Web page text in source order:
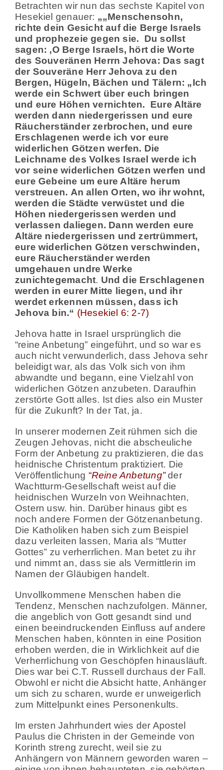
Betrachten wir nun das sechste Kapitel von
Hesekiel genauer: „„Menschensohn,
richte dein Gesicht auf die Berge Israels
und prophezeie gegen sie. Du sollst
sagen: ‚O Berge Israels, hört die Worte
des Souveränen Herrn Jehova: Das sagt
der Souveräne Herr Jehova zu den
Bergen, Hügeln, Bächen und Tälern: „Ich
werde ein Schwert über euch bringen
und eure Höhen vernichten. Eure Altäre
werden dann niedergerissen und eure
Räucherständer zerbrochen, und eure
Erschlagenen werde ich vor eure
widerlichen Götzen werfen. Die
Leichname des Volkes Israel werde ich
vor seine widerlichen Götzen werfen und
eure Gebeine um eure Altäre herum
verstreuen. An allen Orten, wo ihr wohnt,
werden die Städte verwüstet und die
Höhen niedergerissen werden und
verlassen daliegen. Dann werden eure
Altäre niedergerissen und zertrümmert,
eure widerlichen Götzen verschwinden,
eure Räucherständer werden
umgehauen undre Werke
zunichtegemacht. Und die Erschlagenen
werden in eurer Mitte liegen, und ihr
werdet erkennen müssen, dass ich
Jehova bin.“ (Hesekiel 6: 2-7)
Jehova hatte in Israel ursprünglich die
“reine Anbetung” eingeführt, und so war es
auch nicht verwunderlich, dass Jehova sehr
beleidigt war, als das Volk sich von ihm
abwandte und begann, eine Vielzahl von
widerlichen Götzen anzubeten. Daraufhin
zerstörte Gott alles. Ist dies also ein Muster
für die Zukunft? In der Tat, ja.
In unserer modernen Zeit rühmen sich die
Zeugen Jehovas, nicht die abscheuliche
Form der Anbetung zu praktizieren, die das
heidnische Christentum praktiziert. Die
Veröffentlichung “Reine Anbetung”der
Wachtturm-Gesellschaft weist auf die
heidnischen Wurzeln von Weihnachten,
Ostern usw. hin. Darüber hinaus gibt es
noch andere Formen der Götzenanbetung.
Die Katholiken haben sich zum Beispiel
dazu verleiten lassen, Maria als “Mutter
Gottes” zu verherrlichen. Man betet zu ihr
und nimmt an, dass sie als Vermittlerin im
Namen der Gläubigen handelt.
Unvollkommene Menschen haben die
Tendenz, Menschen nachzufolgen. Männer,
die angeblich von Gott gesandt sind und
einen beeindruckenden Einfluss auf andere
Menschen haben, könnten in eine Position
erhoben werden, die in Wirklichkeit auf die
Verherrlichung von Geschöpfen hinausläuft.
Dies war bei C.T. Russell durchaus der Fall.
Obwohl er nicht die Absicht hatte, Anhänger
um sich zu scharen, wurde er unweigerlich
zum Mittelpunkt eines Personenkults.
Im ersten Jahrhundert wies der Apostel
Paulus die Christen in der Gemeinde von
Korinth streng zurecht, weil sie zu
Anhängern von Männern geworden waren –